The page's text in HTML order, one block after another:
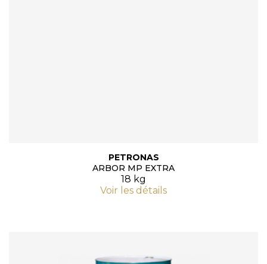
PETRONAS
ARBOR MP EXTRA
18 kg
Voir les détails